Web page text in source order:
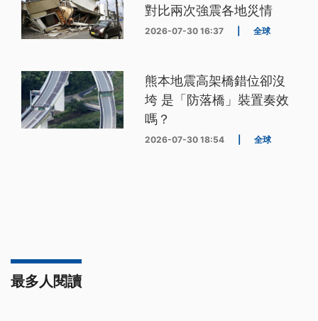
對比兩次強震各地災情
2026-07-30 16:37 全球
熊本地震高架橋錯位卻沒
垮 是「防落橋」裝置奏效
嗎？
2026-07-30 18:54 全球
最多人閱讀